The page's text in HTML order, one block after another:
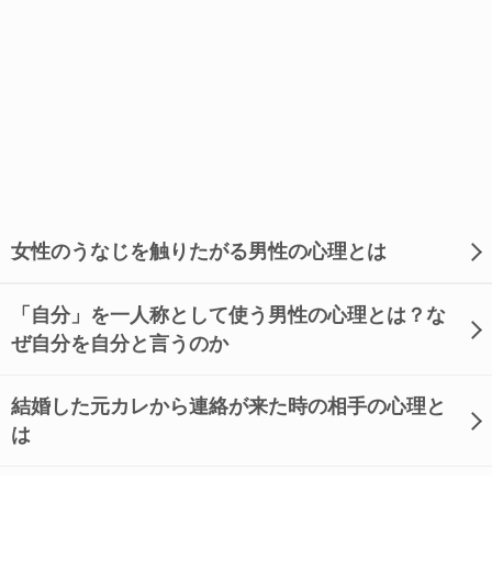
女性のうなじを触りたがる男性の心理とは
「自分」を一人称として使う男性の心理とは？な
ぜ自分を自分と言うのか
結婚した元カレから連絡が来た時の相手の心理と
は